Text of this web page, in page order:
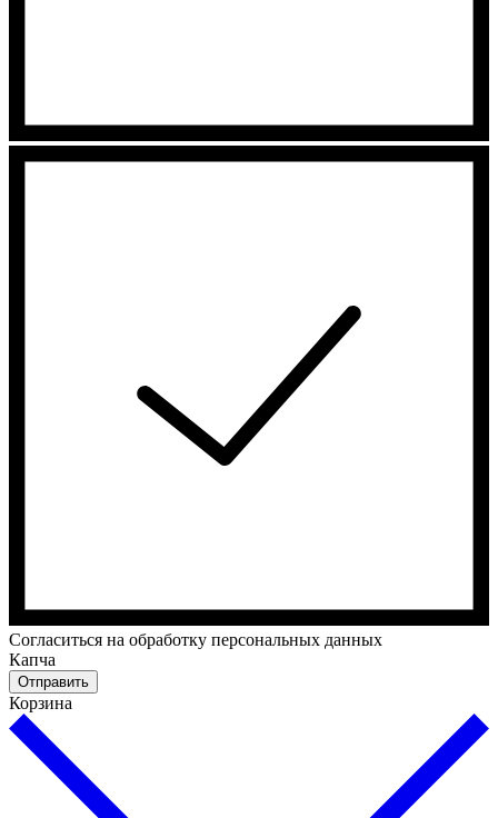
Cогласиться на обработку персональных данных
Капча
Отправить
Корзина